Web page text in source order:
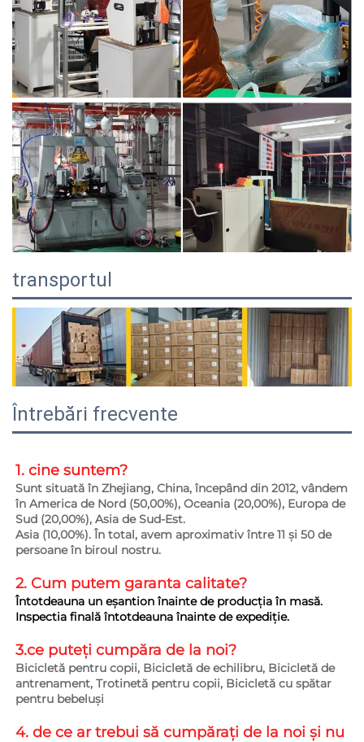
transportul
Întrebări frecvente
1. cine suntem?
Sunt situată în Zhejiang, China, începând din 2012, vândem
în America de Nord (50,00%), Oceania (20,00%), Europa de
Sud (20,00%), Asia de Sud-Est.
Asia (10,00%). În total, avem aproximativ între 11 și 50 de
persoane în biroul nostru.
2. Cum putem garanta calitate?
Întotdeauna un eșantion înainte de producția în masă.
Inspectia finală întotdeauna înainte de expediție.
3.ce puteți cumpăra de la noi?
Bicicletă pentru copii, Bicicletă de echilibru, Bicicletă de
antrenament, Trotinetă pentru copii, Bicicletă cu spătar
pentru bebeluși
4. de ce ar trebui să cumpărați de la noi și nu